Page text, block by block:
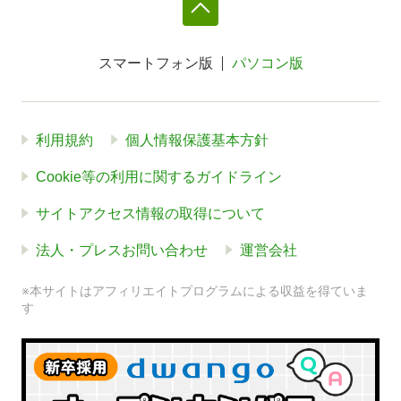
スマートフォン版 パソコン版
利用規約 個人情報保護基本方針
Cookie等の利用に関するガイドライン
サイトアクセス情報の取得について
法人・プレスお問い合わせ 運営会社
※本サイトはアフィリエイトプログラムによる収益を得ていま
す